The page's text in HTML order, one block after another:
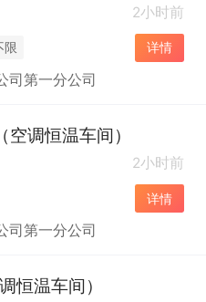
2小时前
限 详情
司第一分公司
调恒温车间）
2小时前
详情
司第一分公司
恒温车间）